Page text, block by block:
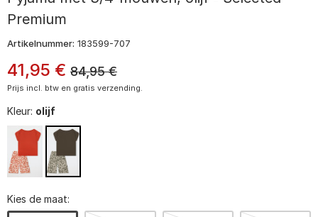
Premium
Artikelnummer: 183599-707
41,95 € 84,95 €
Prijs incl. btw en gratis verzending.
Kleur: olijf
Kies de maat: